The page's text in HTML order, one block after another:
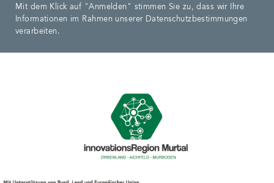
Mit dem Klick auf "Anmelden" stimmen Sie zu, dass wir Ihre
Informationen im Rahmen unserer Datenschutzbestimmungen
verarbeiten.